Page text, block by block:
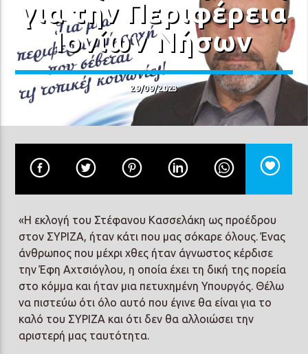
Current track
ΕΤΣΙ ΓΟΥΣΤΑΡΩ ΕΓΩ
ΤΑ ΠΑΙΔΙΑ ΑΠΟ ΤΗΝ ΠΑΤΡΑ
Prisma Radio 90,2
για την Περιφέρεια
Ιονίων Νήσων
29/09/2023
«Η εκλογή του Στέφανου Κασσελάκη ως προέδρου
στον ΣΥΡΙΖΑ, ήταν κάτι που μας σόκαρε όλους. Ένας
άνθρωπος που μέχρι χθες ήταν άγνωστος κέρδισε
την Έφη Αχτσιόγλου, η οποία έχει τη δική της πορεία
στο κόμμα και ήταν μια πετυχημένη Υπουργός. Θέλω
να πιστεύω ότι όλο αυτό που έγινε θα είναι για το
καλό του ΣΥΡΙΖΑ και ότι δεν θα αλλοιώσει την
αριστερή μας ταυτότητα.